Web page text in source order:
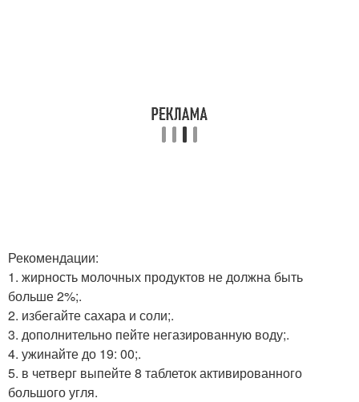
Рекомендации:
1. жирность молочных продуктов не должна быть
больше 2%;.
2. избегайте сахара и соли;.
3. дополнительно пейте негазированную воду;.
4. ужинайте до 19: 00;.
5. в четверг выпейте 8 таблеток активированного
большого угля.